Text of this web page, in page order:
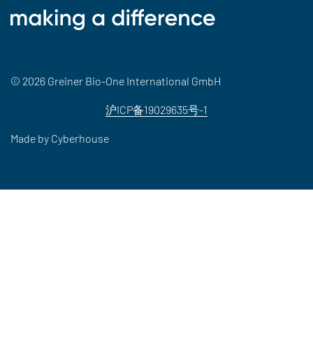
© 2026 Greiner Bio-One International GmbH
沪ICP备19029635号-1
Made by Cyberhouse